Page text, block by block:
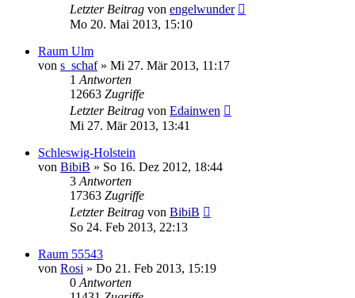
Letzter Beitrag von engelwunder
Mo 20. Mai 2013, 15:10
Raum Ulm
von s_schaf» Mi 27. Mär 2013, 11:17
1 Antworten
12663 Zugriffe
Letzter Beitrag von Edainwen
Mi 27. Mär 2013, 13:41
Schleswig-Holstein
von BibiB » So 16. Dez 2012, 18:44
3 Antworten
17363 Zugriffe
Letzter Beitrag von BibiB
So 24. Feb 2013, 22:13
Raum 55543
von Rosi » Do 21. Feb 2013, 15:19
0 Antworten